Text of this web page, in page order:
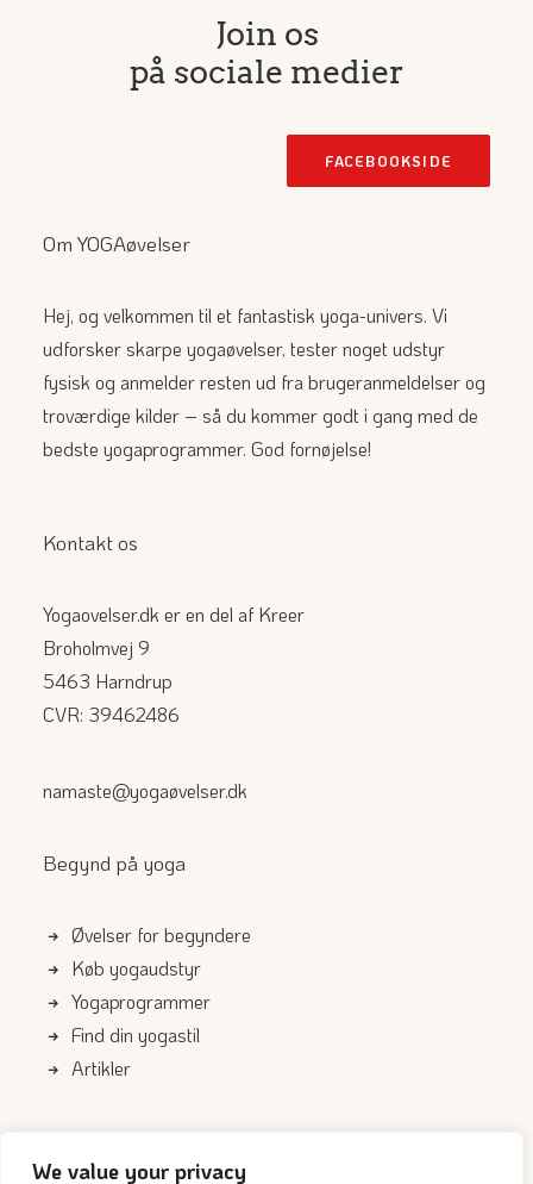
We value your privacy
Join os
på sociale medier
FACEBOOKSIDE
Om YOGAøvelser
Hej, og velkommen til et fantastisk yoga-univers. Vi
udforsker skarpe yogaøvelser, tester noget udstyr
fysisk og anmelder resten ud fra brugeranmeldelser og
troværdige kilder – så du kommer godt i gang med de
bedste yogaprogrammer. God fornøjelse!
Kontakt os
Yogaovelser.dk er en del af Kreer
Broholmvej 9
5463 Harndrup
CVR: 39462486
namaste@yogaøvelser.dk
Begynd på yoga
Øvelser for begyndere
Køb yogaudstyr
Yogaprogrammer
Find din yogastil
Artikler